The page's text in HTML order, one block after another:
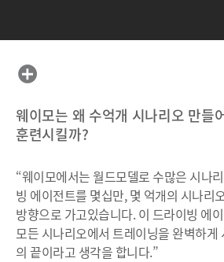
웨이모는 왜 수억개 시나리오 만들
훈련시킬까?
“웨이모에서는 월드모델로 수많은 시나
빙 에이전트를 몇십만, 몇 억개의 시나리
방향으로 가고있습니다. 이 드라이빙 에
모든 시나리오에서 트레이닝을 완벽하게
의 끝이라고 생각을 합니다.”